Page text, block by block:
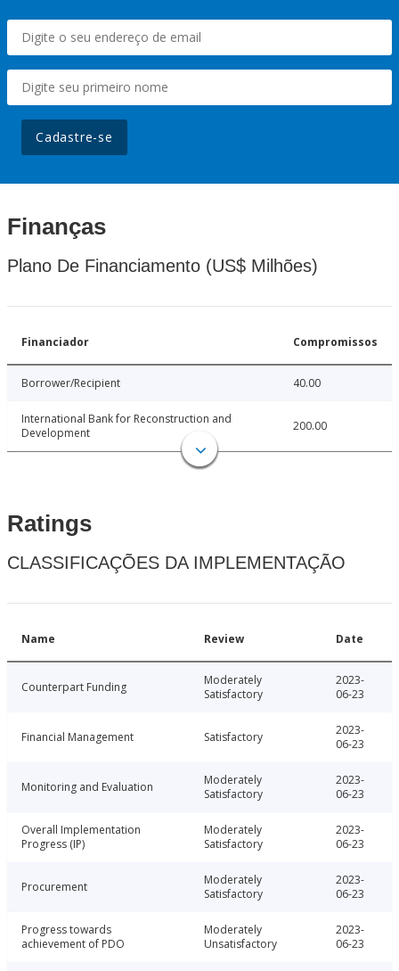
Cadastre-se
Finanças
Plano De Financiamento (US$ Milhões)
Financiador Compromissos
Borrower/Recipient 40.00
International Bank for Reconstruction and
Development
200.00
Ratings
CLASSIFICAÇÕES DA IMPLEMENTAÇÃO
Name Review Date
Counterpart Funding
Moderately
Satisfactory
2023-
06-23
Financial Management Satisfactory
2023-
06-23
Monitoring and Evaluation
Moderately
Satisfactory
2023-
06-23
Overall Implementation
Progress (IP)
Moderately
Satisfactory
2023-
06-23
Procurement
Moderately
Satisfactory
2023-
06-23
Progress towards
achievement of PDO
Moderately
Unsatisfactory
2023-
06-23